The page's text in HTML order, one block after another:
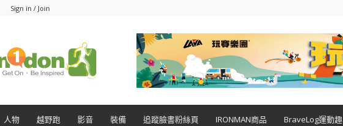
Sign in / Join
人物 越野跑 影音 裝備 追蹤臉書粉絲頁 IRONMAN商品 BraveLog運動趣